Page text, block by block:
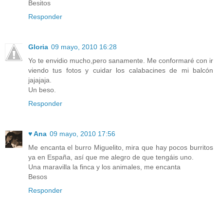
Besitos
Responder
Gloria 09 mayo, 2010 16:28
Yo te envidio mucho,pero sanamente. Me conformaré con ir
viendo tus fotos y cuidar los calabacines de mi balcón
jajajaja.
Un beso.
Responder
♥ Ana 09 mayo, 2010 17:56
Me encanta el burro Miguelito, mira que hay pocos burritos
ya en España, así que me alegro de que tengáis uno.
Una maravilla la finca y los animales, me encanta
Besos
Responder